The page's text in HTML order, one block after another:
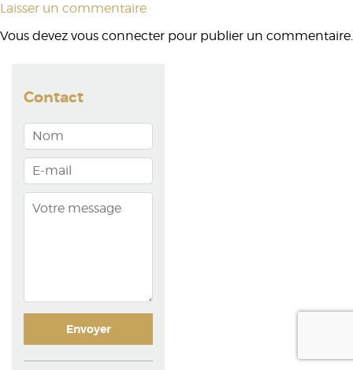
Laisser un commentaire
Vous devez vous connecter pour publier un commentaire.
Contact